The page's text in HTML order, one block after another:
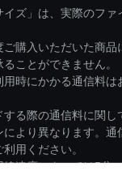
イズ」は、実際のファ
ご購入いただいた商
ことができません。
用時にかかる通信料は
する際の通信料に関
より異なります。通
用ください。
速度によっては5分
す。